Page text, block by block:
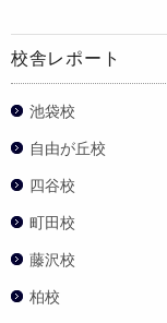
校舎レポート
池袋校
自由が丘校
四谷校
町田校
藤沢校
柏校